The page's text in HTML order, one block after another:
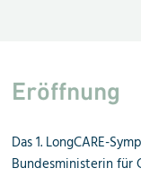
Eröffnung
Das 1. LongCARE-
Bundesministerin für